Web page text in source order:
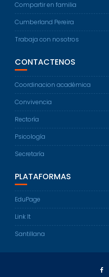
Compartir en familia
Cumberland Pereira
Trabaja con nosotros
CONTACTENOS
Coordinacion académica
Convivencia
Rectoría
Psicología
Secretaría
PLATAFORMAS
EduPage
Link It
Santillana